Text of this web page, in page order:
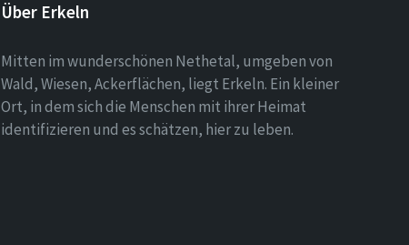
Über Erkeln
Mitten im wunderschönen Nethetal, umgeben von
Wald, Wiesen, Ackerflächen, liegt Erkeln. Ein kleiner
Ort, in dem sich die Menschen mit ihrer Heimat
identifizieren und es schätzen, hier zu leben.